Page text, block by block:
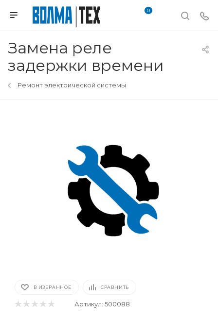
0
Замена реле
задержки времени
Ремонт электрической системы
В ИЗБРАННОЕ СРАВНИТЬ
Артикул: 500088